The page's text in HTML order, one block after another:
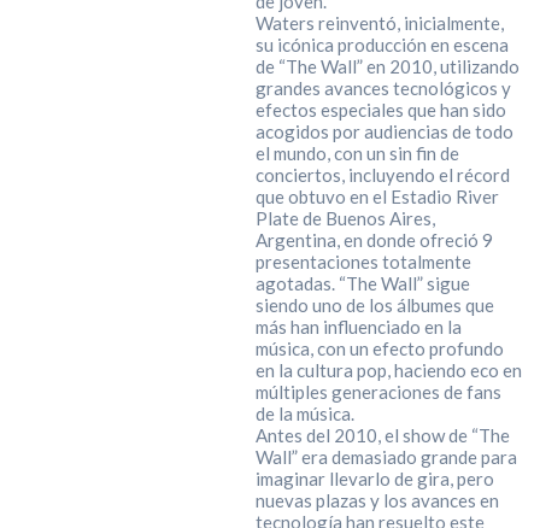
Waters reinventó, inicialmente,
su icónica producción en escena
de “The Wall” en 2010, utilizando
grandes avances tecnológicos y
efectos especiales que han sido
acogidos por audiencias de todo
el mundo, con un sin fin de
conciertos, incluyendo el récord
que obtuvo en el Estadio River
Plate de Buenos Aires,
Argentina, en donde ofreció 9
presentaciones totalmente
agotadas. “The Wall” sigue
siendo uno de los álbumes que
más han influenciado en la
música, con un efecto profundo
en la cultura pop, haciendo eco en
múltiples generaciones de fans
de la música.
Antes del 2010, el show de “The
Wall” era demasiado grande para
imaginar llevarlo de gira, pero
nuevas plazas y los avances en
tecnología han resuelto este